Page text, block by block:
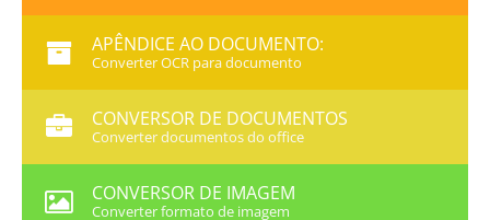
APÊNDICE AO DOCUMENTO:
Converter OCR para documento
CONVERSOR DE DOCUMENTOS
Converter documentos do office
CONVERSOR DE IMAGEM
Converter formato de imagem